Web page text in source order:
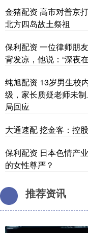
金猪配资 高市对普京
北方四岛故土祭祖
保利配资 一位律师朋
背发凉，他说：“深夜
纯旭配资 13岁男生校
级，家长质疑老师未
局回应
大通速配 挖金客：控
保利配资 日本色情产
的女性尊严？
推荐资讯